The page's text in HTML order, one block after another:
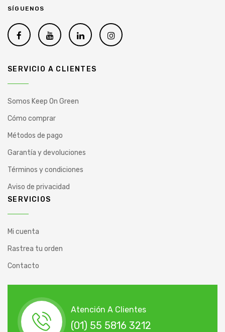
SÍGUENOS
SERVICIO A CLIENTES
Somos Keep On Green
Cómo comprar
Métodos de pago
Garantía y devoluciones
Términos y condiciones
Aviso de privacidad
SERVICIOS
Mi cuenta
Rastrea tu orden
Contacto
Atención A Clientes
(01) 55 5816 3212